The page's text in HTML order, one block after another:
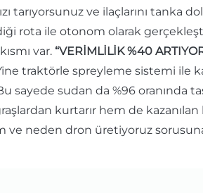
tarıyorsunuz ve ilaçlarını tanka
rota ile otonom olarak
var. “VERİMLİLİK %40
traktörle spreyleme sistemi ile
sayede sudan da %96 oranında
kurtarır hem de kazanılan
neden dron üretiyoruz